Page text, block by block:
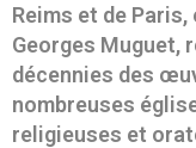
Reims et de
Georges Muguet,
décennies des
nombreuses
religieuses et